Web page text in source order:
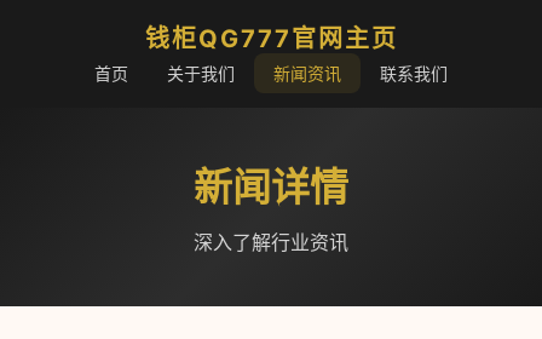
钱柜QG777官网主页
首页 关于我们 新闻资讯 联系我们
新闻详情
深入了解行业资讯